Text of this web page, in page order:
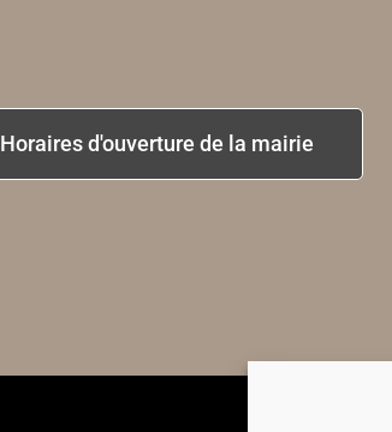
Horaires d'ouverture de la mairie